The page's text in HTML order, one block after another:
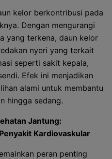
kelor berkontribusi pada
Dengan mengurangi
yang terkena, daun kelor
nyeri yang terkait
seperti sakit kepala,
Efek ini menjadikan
alami untuk membantu
hingga sedang.
Jantung:
Kardiovaskular
peran penting